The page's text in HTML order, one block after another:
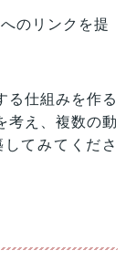
のリンクを提
る仕組みを作る
考え、複数の動
てみてくださ